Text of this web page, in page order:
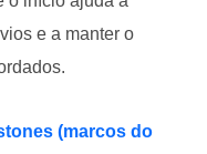
e a manter o
(marcos do